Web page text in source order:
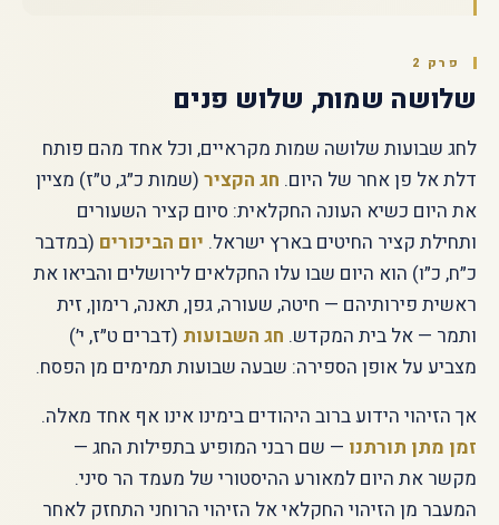
פרק 2
שלושה שמות, שלוש פנים
לחג שבועות שלושה שמות מקראיים, וכל אחד מהם פותח
דלת אל פן אחר של היום. חג הקציר (שמות כ״ג, ט״ז) מציין
את היום כשיא העונה החקלאית: סיום קציר השעורים
ותחילת קציר החיטים בארץ ישראל. יום הביכורים (במדבר
כ״ח, כ״ו) הוא היום שבו עלו החקלאים לירושלים והביאו את
ראשית פירותיהם — חיטה, שעורה, גפן, תאנה, רימון, זית
ותמר — אל בית המקדש. חג השבועות (דברים ט״ז, י׳)
מצביע על אופן הספירה: שבעה שבועות תמימים מן הפסח.
אך הזיהוי הידוע ברוב היהודים בימינו אינו אף אחד מאלה.
זמן מתן תורתנו — שם רבני המופיע בתפילות החג —
מקשר את היום למאורע ההיסטורי של מעמד הר סיני.
המעבר מן הזיהוי החקלאי אל הזיהוי הרוחני התחזק לאחר